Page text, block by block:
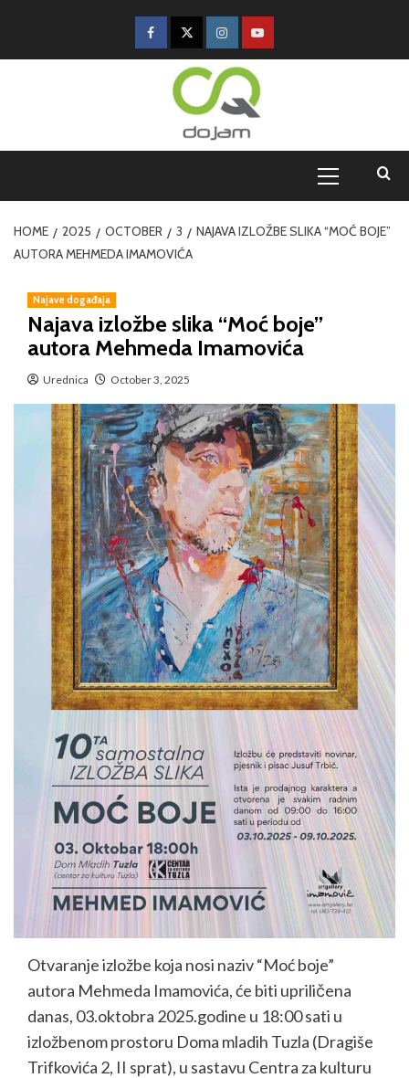
HOME 2025 OCTOBER 3
NAJAVA IZLOŽBE SLIKA “MOĆ BOJE”
AUTORA MEHMEDA IMAMOVIĆA
Najave događaja
Najava izložbe slika “Moć boje”
autora Mehmeda Imamovića
Urednica October 3, 2025
Otvaranje izložbe koja nosi naziv “Moć boje”
autora Mehmeda Imamovića, će biti upriličena
danas, 03.oktobra 2025.godine u 18:00 sati u
izložbenom prostoru Doma mladih Tuzla (Dragiše
Trifkovića 2, II sprat), u sastavu Centra za kulturu